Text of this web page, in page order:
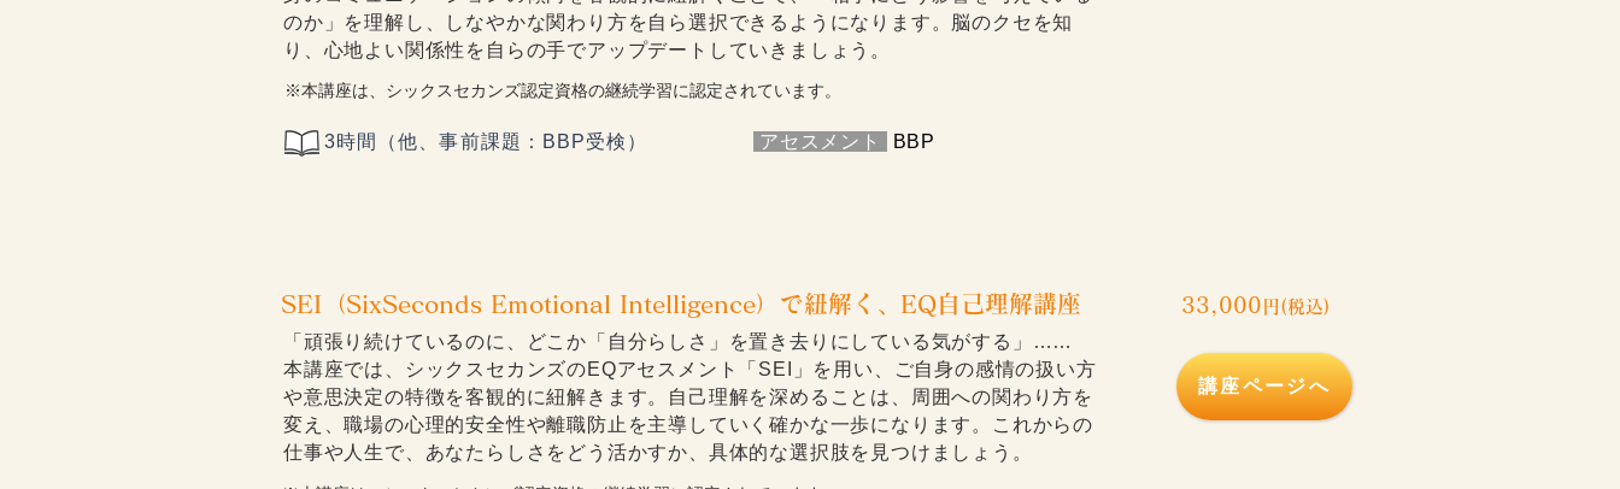
のか」を理解し、しなやかな関わり方を自ら選択できるようになります。脳のクセを知
り、心地よい関係性を自らの手でアップデートしていきましょう。
※本講座は、シックスセカンズ認定資格の継続学習に認定されています。
3時間（他、事前課題：BBP受検） アセスメント BBP
SEI（SixSeconds Emotional Intelligence）で紐解く、EQ自己理解講座
「頑張り続けているのに、どこか「自分らしさ」を置き去りにしている気がする」……
本講座では、シックスセカンズのEQアセスメント「SEI」を用い、ご自身の感情の扱い方
や意思決定の特徴を客観的に紐解きます。自己理解を深めることは、周囲への関わり方を
変え、職場の心理的安全性や離職防止を主導していく確かな一歩になります。これからの
仕事や人生で、あなたらしさをどう活かすか、具体的な選択肢を見つけましょう。
33,000 円(税込)
講座ページへ